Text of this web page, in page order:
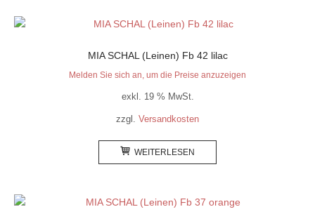
MIA SCHAL (Leinen) Fb 42 lilac
Melden Sie sich an, um die Preise anzuzeigen
exkl. 19 % MwSt.
zzgl. Versandkosten
WEITERLESEN